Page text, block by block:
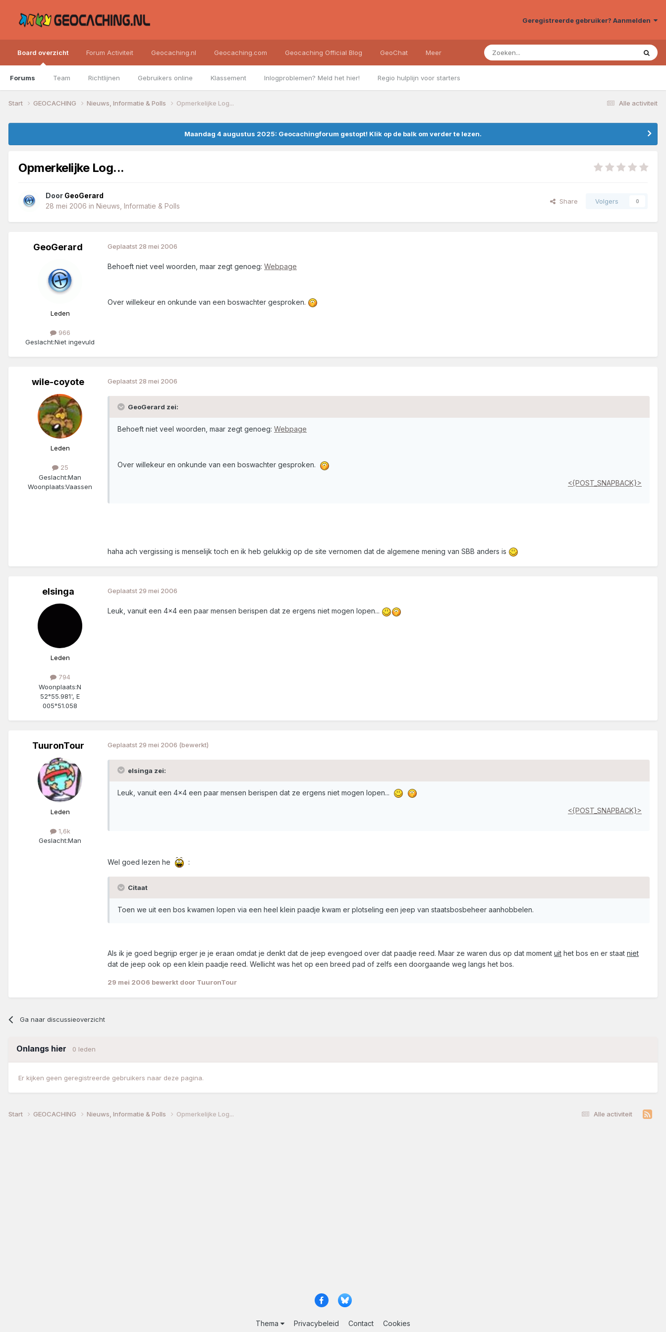
Geregistreerde gebruiker? Aanmelden
Board overzicht
Forums Team Richtlijnen Gebruikers online Klassement Inlogproblemen? Meld het hier! Regio hulplijn voor starters
Forum Activiteit Geocaching.nl Geocaching.com Geocaching Official Blog GeoChat Meer
Alle activiteit
Start GEOCACHING Nieuws, Informatie & Polls Opmerkelijke Log...
Maandag 4 augustus 2025: Geocachingforum gestopt! Klik op de balk om verder te lezen.
Opmerkelijke Log...
Door GeoGerard
28 mei 2006 in Nieuws, Informatie & Polls
Share Volgers 0
GeoGerard
Leden
966
Geslacht:Niet ingevuld
Geplaatst 28 mei 2006
Behoeft niet veel woorden, maar zegt genoeg: Webpage
Over willekeur en onkunde van een boswachter gesproken.
wile-coyote
Leden
25
Geslacht:Man
Woonplaats:Vaassen
Geplaatst 28 mei 2006
GeoGerard zei:
Behoeft niet veel woorden, maar zegt genoeg: Webpage
Over willekeur en onkunde van een boswachter gesproken.
<{POST_SNAPBACK}>
haha ach vergissing is menselijk toch en ik heb gelukkig op de site vernomen dat de algemene mening van SBB anders is
elsinga
Leden
794
Woonplaats:N
52°55.981', E
005°51.058
Geplaatst 29 mei 2006
Leuk, vanuit een 4x4 een paar mensen berispen dat ze ergens niet mogen lopen...
TuuronTour
Leden
1,6k
Geslacht:Man
Geplaatst 29 mei 2006 (bewerkt)
elsinga zei:
Leuk, vanuit een 4x4 een paar mensen berispen dat ze ergens niet mogen lopen...
<{POST_SNAPBACK}>
Wel goed lezen he :
Citaat
Toen we uit een bos kwamen lopen via een heel klein paadje kwam er plotseling een jeep van staatsbosbeheer aanhobbelen.
Als ik je goed begrijp erger je je eraan omdat je denkt dat de jeep evengoed over dat paadje reed. Maar ze waren dus op dat moment uit het bos en er staat niet
dat de jeep ook op een klein paadje reed. Wellicht was het op een breed pad of zelfs een doorgaande weg langs het bos.
29 mei 2006 bewerkt door TuuronTour
Ga naar discussieoverzicht
Onlangs hier 0 leden
Er kijken geen geregistreerde gebruikers naar deze pagina.
Alle activiteit
Start GEOCACHING Nieuws, Informatie & Polls Opmerkelijke Log...
Thema Privacybeleid Contact Cookies